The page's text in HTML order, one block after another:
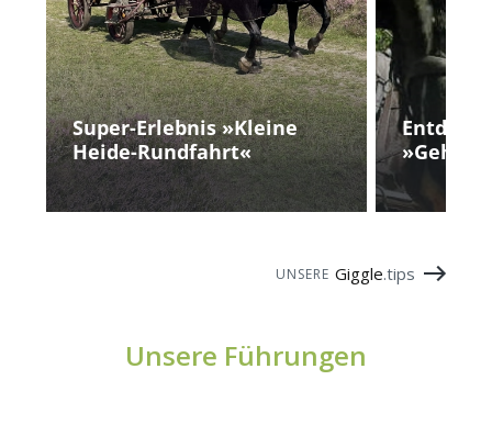
Super-Erlebnis »Kleine
Heide-Rundfahrt«
UNSERE Giggle.tips
Unsere Führungen